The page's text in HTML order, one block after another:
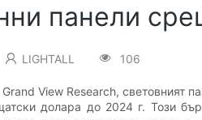
панели
LIGHTALL 106
View Research, световният
долара до 2024 г. Този